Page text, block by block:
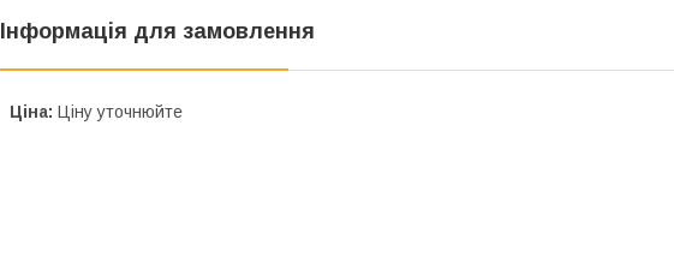
Інформація для замовлення
Ціна: Ціну уточнюйте